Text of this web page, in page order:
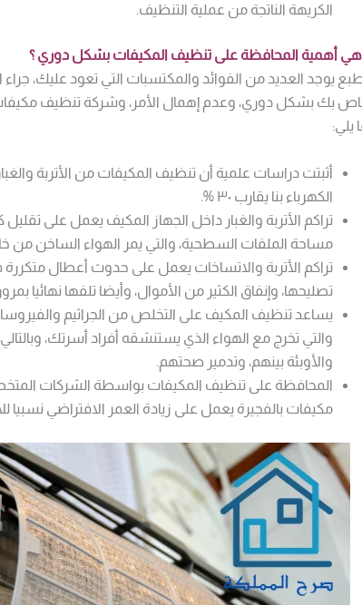
الكريهة الناتجة من عملية التنظيف.
هي أهمية المحافظة على تنظيف المكيفات بشكل دوري ؟
يوجد العديد من الفوائد والمكتسبات التي تعود عليك،
بك بشكل دوري، وعدم إهمال الأمر، وشركة تنظيف
يلي:
أثبتت دراسات علمية أن تنظيف المكيفات من الأتربة
الكهرباء بنا يقارب ٣٠ %.
تراكم الأتربة والغبار داخل الجهاز المكيف يعمل على
مساحة الملفات السطحية، والتي يمر الهواء الساخن من
تراكم الأتربة والاتساخات يعمل على حدوث أعطال متكررة
تصليحها، وإنفاق الكثير من الأموال، وأيضا تلفها نهائيا
يساعد تنظيف المكيف على التخلص من الجراثيم
والتي تخرج مع الهواء الذي يستنشقه أفراد أسرتك،
والأوبئة بينهم، وتدمير صحتهم.
المحافظة على تنظيف المكيفات بواسطة الشركات
مكيفات بالفجيرة يعمل على زيادة العمر الافتراضي نسبيا